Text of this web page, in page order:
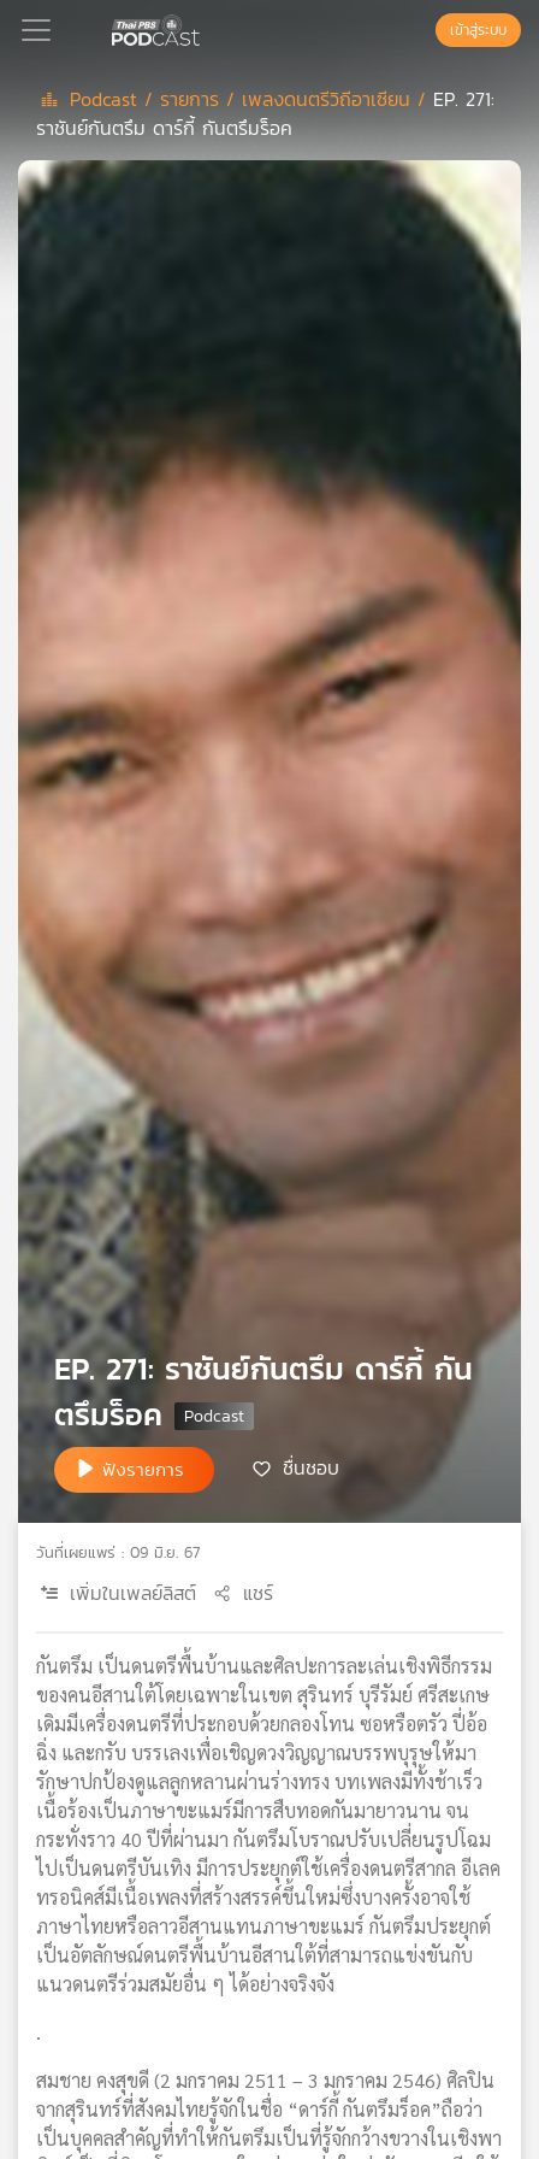
Podcast
สต์
ของ
บทความ
เกี่ยว
กับ
เรา
ข่าย
วิทยุ
ไทย
พี
บี
เอส
แผนที่
วิทยุ
เครือ
ข่าย
เข้าสู่ระบบ
Podcast / รายการ / เพลงดนตรีวิถีอาเซียน / EP. 271:
ราชันย์กันตรึม ดาร์กี้ กันตรึมร็อค
EP. 271: ราชันย์กันตรึม ดาร์กี้ กัน
ตรึมร็อค
ฟังรายการ ชื่นชอบ
วันที่เผยแพร่ : 09 มิ.ย. 67
เพิ่มในเพลย์ลิสต์ แชร์
กันตรึม เป็นดนตรีพื้นบ้านและศิลปะการละเล่นเชิงพิธีกรรม
ของคนอีสานใต้โดยเฉพาะในเขต สุรินทร์ บุรีรัมย์ ศรีสะเกษ
เดิมมีเครื่องดนตรีที่ประกอบด้วยกลองโทน ซอหรือตรัว ปี่อ้อ
ฉิ่ง และกรับ บรรเลงเพื่อเชิญดวงวิญญาณบรรพบุรุษให้มา
รักษาปกป้องดูแลลูกหลานผ่านร่างทรง บทเพลงมีทั้งช้าเร็ว
เนื้อร้องเป็นภาษาขะแมร์มีการสืบทอดกันมายาวนาน จน
กระทั่งราว 40 ปีที่ผ่านมา กันตรึมโบราณปรับเปลี่ยนรูปโฉม
ไปเป็นดนตรีบันเทิง มีการประยุกต์ใช้เครื่องดนตรีสากล อีเลค
ทรอนิคส์มีเนื้อเพลงที่สร้างสรรค์ขึ้นใหม่ซึ่งบางครั้งอาจใช้
ภาษาไทยหรือลาวอีสานแทนภาษาขะแมร์ กันตรึมประยุกต์
เป็นอัตลักษณ์ดนตรีพื้นบ้านอีสานใต้ที่สามารถแข่งขันกับ
แนวดนตรีร่วมสมัยอื่น ๆ ได้อย่างจริงจัง
.
สมชาย คงสุขดี (2 มกราคม 2511 – 3 มกราคม 2546) ศิลปิน
จากสุรินทร์ที่สังคมไทยรู้จักในชื่อ “ดาร์กี้ กันตรึมร็อค”ถือว่า
เป็นบุคคลสำคัญที่ทำให้กันตรึมเป็นที่รู้จักกว้างขวางในเชิงพา